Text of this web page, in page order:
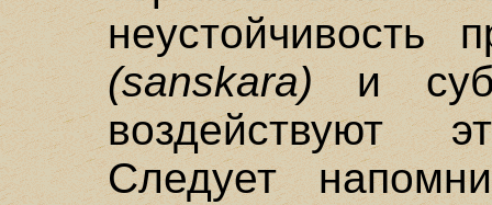
неустойчивость
(sanskara)и
Следует